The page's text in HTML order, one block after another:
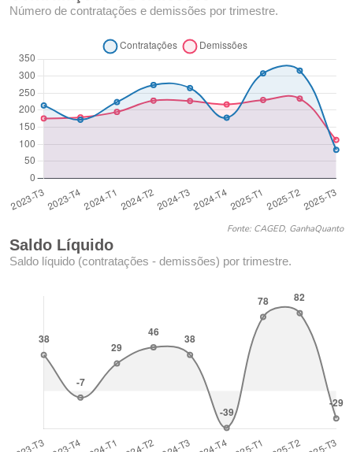
Número de contratações e demissões por trimestre.
Fonte: CAGED, GanhaQuanto
Saldo Líquido
Saldo líquido (contratações - demissões) por trimestre.